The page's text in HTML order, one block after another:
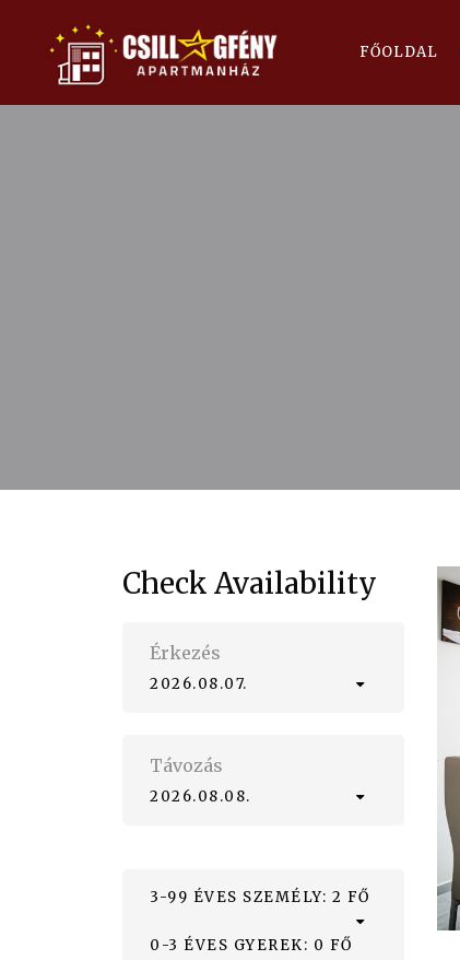
FŐOLDAL
Check Availability
Érkezés
2026.08.07.
Távozás
2026.08.08.
3-99 ÉVES SZEMÉLY: 2 FŐ
0-3 ÉVES GYEREK: 0 FŐ